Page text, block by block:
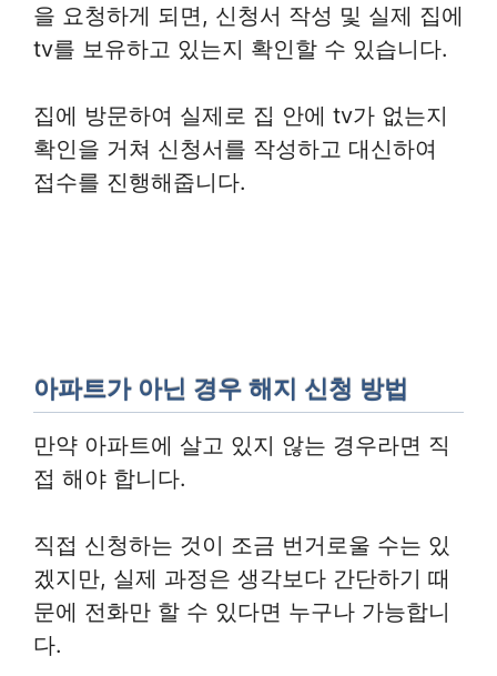
을 요청하게 되면, 신청서 작성 및 실제 집에
tv를 보유하고 있는지 확인할 수 있습니다.
집에 방문하여 실제로 집 안에 tv가 없는지
확인을 거쳐 신청서를 작성하고 대신하여
접수를 진행해줍니다.
아파트가 아닌 경우 해지 신청 방법
만약 아파트에 살고 있지 않는 경우라면 직
접 해야 합니다.
직접 신청하는 것이 조금 번거로울 수는 있
겠지만, 실제 과정은 생각보다 간단하기 때
문에 전화만 할 수 있다면 누구나 가능합니
다.